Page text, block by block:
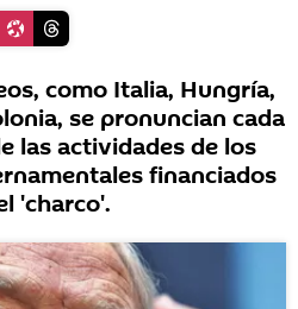
como Italia, Hungría,
se pronuncian cada
las actividades de los
financiados
'charco'.